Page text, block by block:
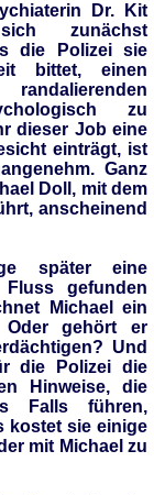
Dr. Kit
zunächst
die Polizei sie
bittet, einen
zu
dieser Job eine
einträgt, ist
Ganz
Doll, mit dem
anscheinend
später eine
Fluss gefunden
Michael ein
Oder gehört er
Und
die Polizei die
Hinweise, die
Falls führen,
kostet sie einige
mit Michael zu